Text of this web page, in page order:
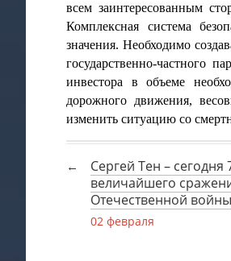
всем заинтересованным
Комплексная система
значения. Необходимо
государственно-частного
инвестора в объеме
дорожного движения,
изменить ситуацию со
Сергей Тен – сегодня
величайшего
Отечественной войны
02 февраля